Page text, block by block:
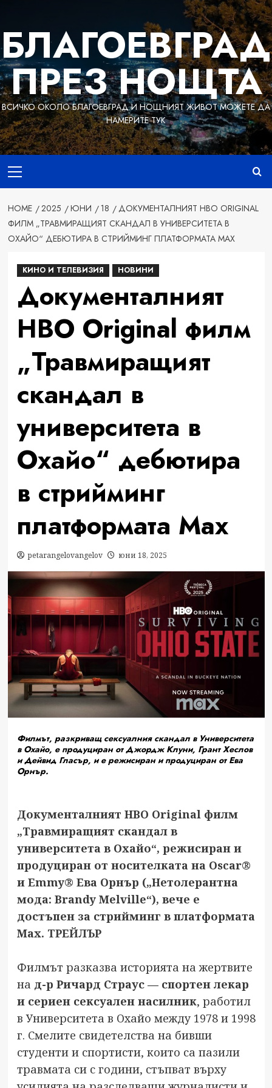
content
БЛАГОЕВГРАД
ПРЕЗ НОЩТА
ВСИЧКО ОКОЛО БЛАГОЕВГРАД И НОЩНИЯТ ЖИВОТ МОЖЕТЕ ДА
НАМЕРИТЕ ТУК
Menu
HOME 2025 ЮНИ 18
ДОКУМЕНТАЛНИЯТ HBO ORIGINAL
ФИЛМ „ТРАВМИРАЩИЯТ СКАНДАЛ В УНИВЕРСИТЕТА В
ОХАЙО“ ДЕБЮТИРА В СТРИЙМИНГ ПЛАТФОРМАТА MAX
КИНО И ТЕЛЕВИЗИЯ НОВИНИ
Документалният
HBO Original филм
„Травмиращият
скандал в
университета в
Охайо“ дебютира
в стрийминг
платформата Max
petarangelovangelov юни 18, 2025
Филмът, разкриващ сексуалния скандал в Университета
в Охайо, е продуциран от Джордж Клуни, Грант Хеслов
и Дейвид Гласър, и е режисиран и продуциран от Ева
Орнър.
Документалният HBO Original филм
„Травмиращият скандал в
университета в Охайо“, режисиран и
продуциран от носителката на Oscar®
и Emmy® Ева Орнър („Нетолерантна
мода: Brandy Melville“), вече е
достъпен за стрийминг в платформата
Max. ТРЕЙЛЪР
Филмът разказва историята на жертвите
на д-р Ричард Страус — спортен лекар
и сериен сексуален насилник, работил
в Университета в Охайо между 1978 и 1998
г. Смелите свидетелства на бивши
студенти и спортисти, които са пазили
травмата си с години, стъпват върху